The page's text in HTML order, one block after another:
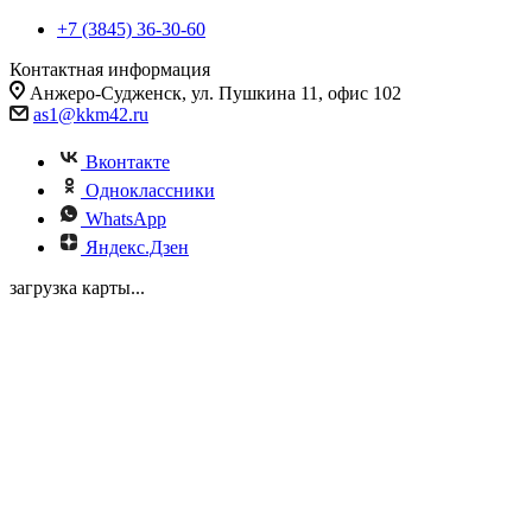
+7 (3845) 36-30-60
Контактная информация
Анжеро-Судженск, ул. Пушкина 11, офис 102
as1@kkm42.ru
Вконтакте
Одноклассники
WhatsApp
Яндекс.Дзен
загрузка карты...